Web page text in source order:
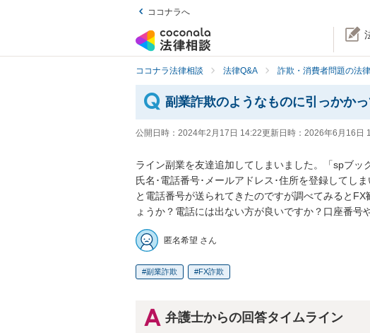
ココナラへ
ココナラ法律相談 法律Q&A 詐欺・消費者問題の法
副業詐欺のようなものに引っかかっ
公開日時： 2024年2月17日 14:22更新日時： 2026年6月16日
ライン副業を友達追加してしまいました。「spブ
氏名･電話番号･メールアドレス･住所を登録してし
と電話番号が送られてきたのですが調べてみると
ょうか？電話には出ない方が良いですか？口座番号
匿名希望 さん
副業詐欺 FX詐欺
弁護士からの回答タイムライン